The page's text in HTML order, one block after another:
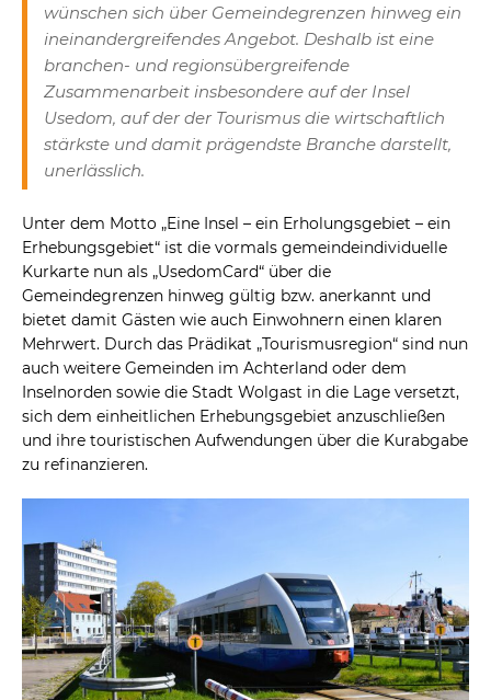
wünschen sich über Gemeindegrenzen hinweg ein
ineinandergreifendes Angebot. Deshalb ist eine
branchen- und regionsübergreifende
Zusammenarbeit insbesondere auf der Insel
Usedom, auf der der Tourismus die wirtschaftlich
stärkste und damit prägendste Branche darstellt,
unerlässlich.
Unter dem Motto „Eine Insel – ein Erholungsgebiet – ein
Erhebungsgebiet“ ist die vormals gemeindeindividuelle
Kurkarte nun als „UsedomCard“ über die
Gemeindegrenzen hinweg gültig bzw. anerkannt und
bietet damit Gästen wie auch Einwohnern einen klaren
Mehrwert. Durch das Prädikat „Tourismusregion“ sind nun
auch weitere Gemeinden im Achterland oder dem
Inselnorden sowie die Stadt Wolgast in die Lage versetzt,
sich dem einheitlichen Erhebungsgebiet anzuschließen
und ihre touristischen Aufwendungen über die Kurabgabe
zu refinanzieren.